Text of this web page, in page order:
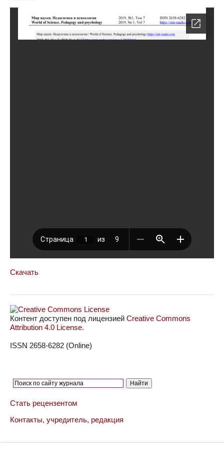
Скачать
Контент доступен под лицензией Creative Commons
Attribution 4.0 License.
ISSN 2658-6282 (Online)
Стать рецензентом
Контакты, учредитель, редакция